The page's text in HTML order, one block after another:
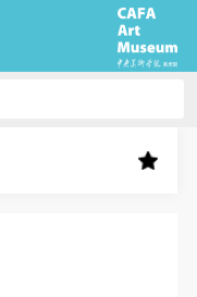
央美术学院美术馆
电子、网络及其
央美术学院美术馆
电子、网络及其
央美术学院美术馆
电子、网络及其